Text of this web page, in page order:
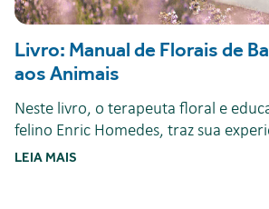
Livro: Manual de Florais de
aos Animais
Neste livro, o terapeuta floral e
felino Enric Homedes, traz sua
LEIA MAIS